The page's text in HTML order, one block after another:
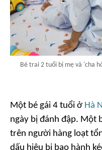
Bé trai 2 tuổi bị mẹ và 'cha
Một bé gái 4 tuổi ở Hà
ngày bị đánh đập. Một
trên người hàng loạt
dấu hiệu bị bạo hành